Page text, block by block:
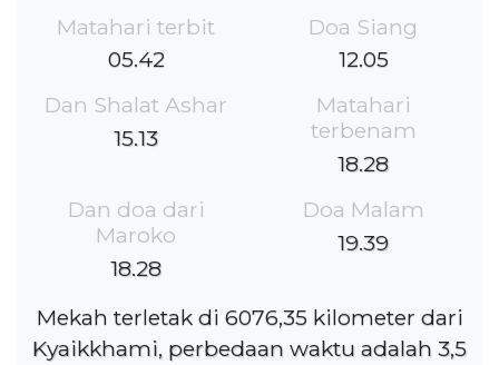
Matahari terbit
05.42
Doa Siang
12.05
Dan Shalat Ashar
15.13
Matahari
terbenam
18.28
Dan doa dari
Maroko
18.28
Doa Malam
19.39
Mekah terletak di 6076,35 kilometer dari
Kyaikkhami, perbedaan waktu adalah 3,5